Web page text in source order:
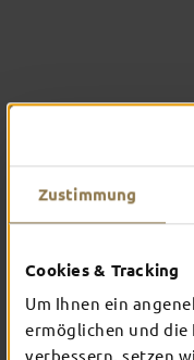
Zustimmung
Cookies & Tracking
Um Ihnen ein
ermöglichen und die
verbessern, setzen
TOP-